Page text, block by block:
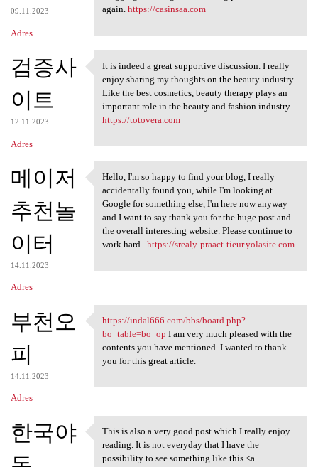
09.11.2023
Adres
again. https://casinsaa.com
검증사
이트
12.11.2023
Adres
It is indeed a great
It is indeed a great supportive discussion. I really
enjoy sharing my thoughts on the beauty industry.
Like the best cosmetics, beauty therapy plays an
important role in the beauty and fashion industry.
https://totovera.com
메이저
추천놀
이터
14.11.2023
Adres
Hello, I'm so happy to find
Hello, I'm so happy to find your blog, I really
accidentally found you, while I'm looking at
Google for something else, I'm here now anyway
and I want to say thank you for the huge post and
the overall interesting website. Please continue to
work hard.. https://srealy-praact-tieur.yolasite.com
부천오
피
14.11.2023
Adres
https://indal666.com/bbs
https://indal666.com/bbs/board.php?
bo_table=bo_op I am very much pleased with the
contents you have mentioned. I wanted to thank
you for this great article.
한국야
This is also a very good post
This is also a very good post which I really enjoy
reading. It is not everyday that I have the
possibility to see something like this <a